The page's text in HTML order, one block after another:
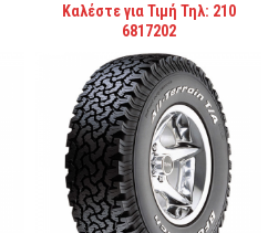
Καλέστε για Τιμή Τηλ: 210
6817202